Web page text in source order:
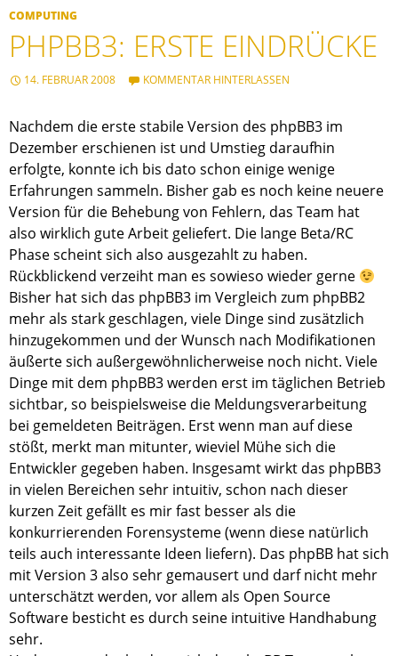
COMPUTING
PHPBB3: ERSTE EINDRÜCKE
14. FEBRUAR 2008 KOMMENTAR HINTERLASSEN
Nachdem die erste stabile Version des phpBB3 im
Dezember erschienen ist und Umstieg daraufhin
erfolgte, konnte ich bis dato schon einige wenige
Erfahrungen sammeln. Bisher gab es noch keine neuere
Version für die Behebung von Fehlern, das Team hat
also wirklich gute Arbeit geliefert. Die lange Beta/RC
Phase scheint sich also ausgezahlt zu haben.
Rückblickend verzeiht man es sowieso wieder gerne
Bisher hat sich das phpBB3 im Vergleich zum phpBB2
mehr als stark geschlagen, viele Dinge sind zusätzlich
hinzugekommen und der Wunsch nach Modifikationen
äußerte sich außergewöhnlicherweise noch nicht. Viele
Dinge mit dem phpBB3 werden erst im täglichen Betrieb
sichtbar, so beispielsweise die Meldungsverarbeitung
bei gemeldeten Beiträgen. Erst wenn man auf diese
stößt, merkt man mitunter, wieviel Mühe sich die
Entwickler gegeben haben. Insgesamt wirkt das phpBB3
in vielen Bereichen sehr intuitiv, schon nach dieser
kurzen Zeit gefällt es mir fast besser als die
konkurrierenden Forensysteme (wenn diese natürlich
teils auch interessante Ideen liefern). Das phpBB hat sich
mit Version 3 also sehr gemausert und darf nicht mehr
unterschätzt werden, vor allem als Open Source
Software besticht es durch seine intuitive Handhabung
sehr.